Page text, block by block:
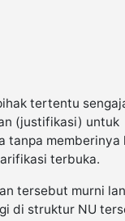
tertentu
(justifikasi) untuk
tanpa memberinya
terbuka.
tersebut murni
di struktur NU